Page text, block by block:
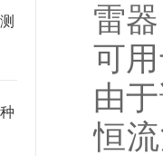
雷
可
由
恒